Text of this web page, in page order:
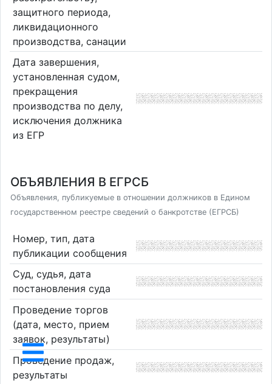
защитного периода,
ликвидационного
производства, санации
Дата завершения,
установленная судом,
прекращения
производства по делу,
исключения должника
из ЕГР
ОБЪЯВЛЕНИЯ В ЕГРСБ
Объявления, публикуемые в отношении должников в Едином
государственном реестре сведений о банкротстве (ЕГРСБ)
Номер, тип, дата
публикации сообщения
Суд, судья, дата
постановления суда
Проведение торгов
(дата, место, прием
заявок, результаты)
Проведение продаж,
результаты